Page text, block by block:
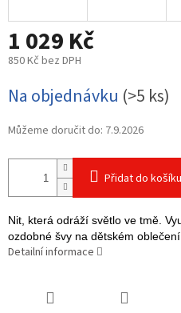
1 029 Kč
850 Kč bez DPH
cena:
Na objednávku (>5 ks)
Můžeme doručit do: 7.9.2026
Přidat do košíku
Nit, která odráží světlo ve tmě.
ozdobné švy na dětském
Detailní informace